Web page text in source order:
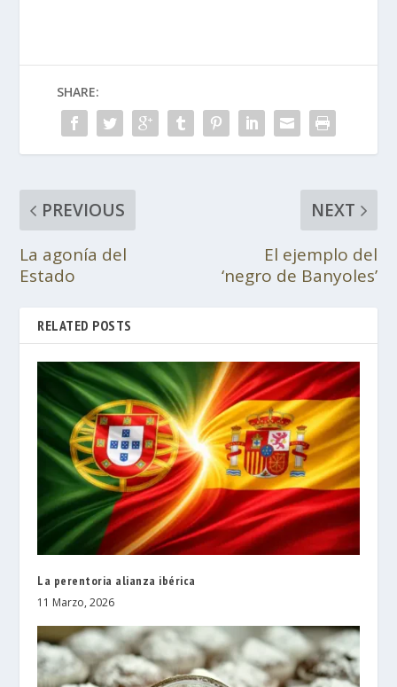
SHARE:
PREVIOUS
La agonía del
Estado
NEXT
El ejemplo del
‘negro de Banyoles’
RELATED POSTS
La perentoria alianza ibérica
11 Marzo, 2026